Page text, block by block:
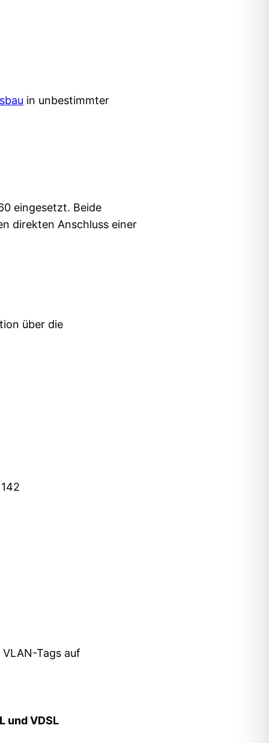
in unbestimmter
eingesetzt. Beide
direkten Anschluss einer
über die
Tags auf
und VDSL